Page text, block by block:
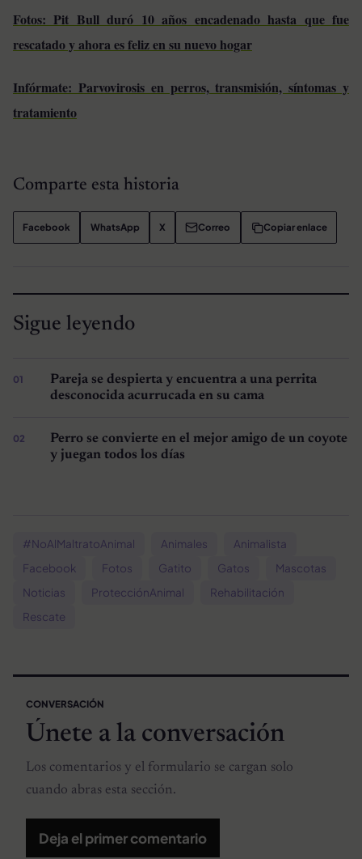
Fotos: Pit Bull duró 10 años encadenado hasta que fue
rescatado y ahora es feliz en su nuevo hogar
Infórmate: Parvovirosis en perros, transmisión, síntomas y
tratamiento
Comparte esta historia
Facebook WhatsApp X Correo Copiar enlace
Sigue leyendo
Pareja se despierta y encuentra a una perrita
desconocida acurrucada en su cama
Perro se convierte en el mejor amigo de un coyote
y juegan todos los días
#NoAlMaltratoAnimal Animales
Animalista
Facebook
Fotos Gatito Gatos
Mascotas
Noticias
ProtecciónAnimal
Rehabilitación
Rescate
CONVERSACIÓN
Únete a la conversación
Los comentarios y el formulario se cargan solo
cuando abras esta sección.
Deja el primer comentario